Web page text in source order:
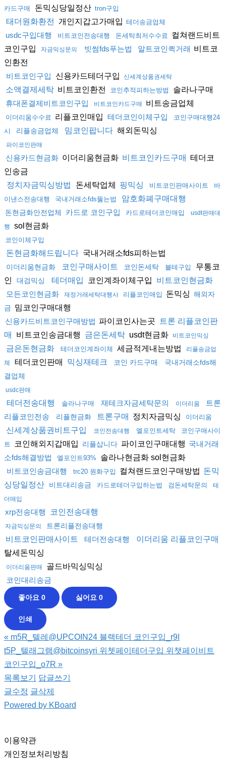
카드구매
돈믹싱당일정산 tron구입
태더원화환전 개인지갑고가매입 테더송금업체
usdc구입대행 비트코인전송대행 돈세탁최저수수료 컬쳐랜드비트
코인구입
자금믹싱문의 빗썸fds푸는법 알트코인퀵거래 비트코
인환전
비트코인구입 신용카드테더구입 신세계상품권세탁
소액결제세탁 비트코인환전 코인추적피하는방법 솔라나구매
휴대폰결제비트코인구입 비트코인카드구매 비트송금업체
이더리움수수료 리플코인매입 테더코인이체구입
코인구매대행24
시
리플송금업체 밈코인팝니다 해외돈믹싱
파이코인판매
신용카드현금화 이더리움현금화 비트코인카드구매 테더코
인송금
정치자금믹싱방법 돈세탁업체 핑믹싱 비트코인판매사이트
바
이낸스전송대행
국내거래소fds뚫는법 암호화폐구매대행
돈현금화안전업체 카드로 코인구입 카드로테더코인매입
usdt판매대
행
sol현금화
코인이체구입
돈현금화해드립니다 국내거래소fds피하는법
이더리움현금화 코인구매사이트 코인돈세탁 블테구입
무통코
인
대검믹싱 테더매입 코인계좌이체구입
비트코인현금화
모든코인현금화
재정거래세탁대행사 리플코인매입 돈믹싱 해외자
금 밈코인구매대행
신용카드비트코인구매방법 파이코인사는곳 트론 리플코인판
매
비트코인송금대행 금은돈세탁 usdt현금화 비트코인믹싱
금은돈현금화 테더코인계좌이체 세금적게내는방법
리플송금업
체
테더코인판매 믹싱재테크 코인 카드구매
국내거래소fds해
결업체
usdc판매
테더전송대행 솔라나구매 재테크자금세탁문의 이더리움
트론
리플코인전송
리플현금화 트론구매 정치자금믹싱 이더리움
신세계상품권비트구입 코인전송대행 엘포인트세탁
코인구매사이
트
코인해외지갑매입 리플삽니다 파이코인구매대행 국내거래
소fds해결방법
엘포인트93% 솔라나현금화 sol현금화
비트코인송금대행 trc20 원화구입 컬쳐랜드코인구매방법 돈믹
싱당일정산
비트대리송금 카드로테더구입하는법 검돈세탁문의
테
더매입
xrp전송대행 코인전송대행
자금믹싱문의 트론리플전송대행
비트코인판매사이트 테더전송대행 이더리움 리플코인구매
탈세돈믹싱
이더리움판매 골드바믹싱믹싱
코인대리송금
좋아요 0 싫어요 0
인쇄
« m5R_텔레@UPCOIN24 블랙테더 코인구입_r9I
t5P_텔래그램@bitcoinsyri 위쳇페이테더구입 위챗페이비트
코인구입_o7R »
목록보기
답글쓰기
글수정 글삭제
Powered by KBoard
이용약관
개인정보처리방침